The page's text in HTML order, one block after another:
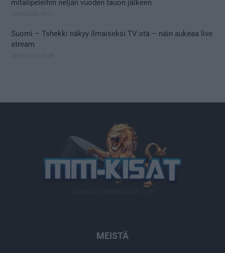
mitalipeleihin neljän vuoden tauon jälkeen
Suomi – Tshekki näkyy ilmaiseksi TV:stä – näin aukeaa live
stream
MEISTÄ